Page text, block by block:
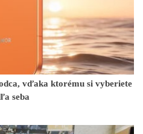
vďaka ktorému si vyberiete
seba